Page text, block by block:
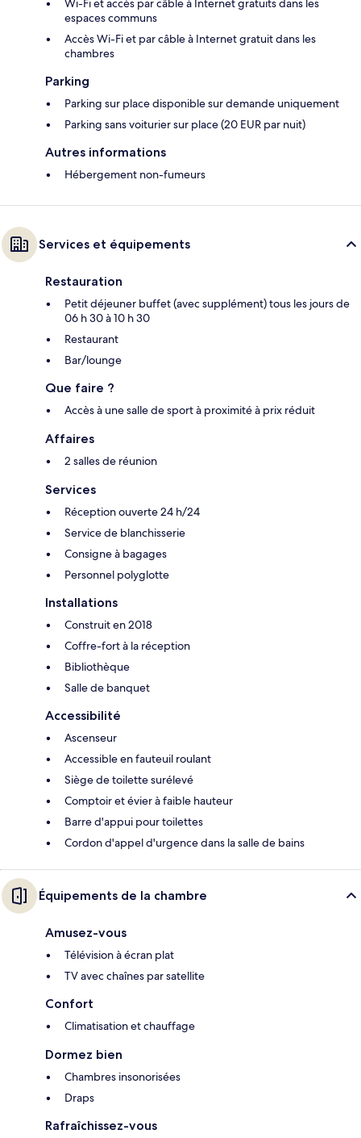
Wi-Fi et accès par câble à Internet gratuits dans les
espaces communs
Accès Wi-Fi et par câble à Internet gratuit dans les
chambres
Parking
Parking sur place disponible sur demande uniquement
Parking sans voiturier sur place (20 EUR par nuit)
Autres informations
Hébergement non-fumeurs
Services et équipements
Restauration
Petit déjeuner buffet (avec supplément) tous les jours de
06 h 30 à 10 h 30
Restaurant
Bar/lounge
Que faire ?
Accès à une salle de sport à proximité à prix réduit
Affaires
2 salles de réunion
Services
Réception ouverte 24 h/24
Service de blanchisserie
Consigne à bagages
Personnel polyglotte
Installations
Construit en 2018
Coffre-fort à la réception
Bibliothèque
Salle de banquet
Accessibilité
Ascenseur
Accessible en fauteuil roulant
Siège de toilette surélevé
Comptoir et évier à faible hauteur
Barre d'appui pour toilettes
Cordon d'appel d'urgence dans la salle de bains
Équipements de la chambre
Amusez-vous
Télévision à écran plat
TV avec chaînes par satellite
Confort
Climatisation et chauffage
Dormez bien
Chambres insonorisées
Draps
Rafraîchissez-vous